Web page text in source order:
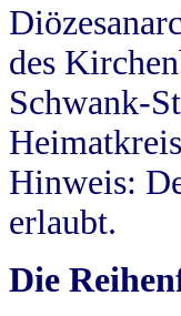
des
Schwank-
Hinweis:
erlaubt.
Die